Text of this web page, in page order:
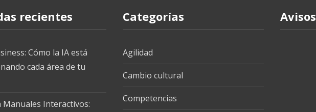
recientes
Cómo la IA está
cada área de tu
Manuales Interactivos:
Categorías
Agilidad
Cambio cultural
Competencias
Avisos